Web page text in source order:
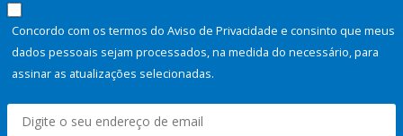
Concordo com os termos do Aviso de Privacidade e consinto que meus
dados pessoais sejam processados, na medida do necessário, para
assinar as atualizações selecionadas.